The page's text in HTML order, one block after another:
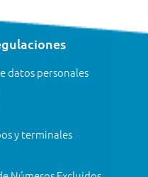
datos personales
y terminales